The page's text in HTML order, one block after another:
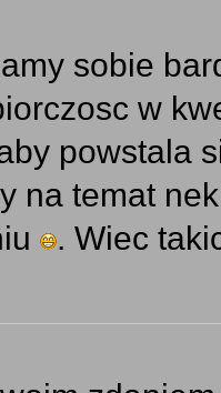
sobie
w
powstala
na temat
. Wiec